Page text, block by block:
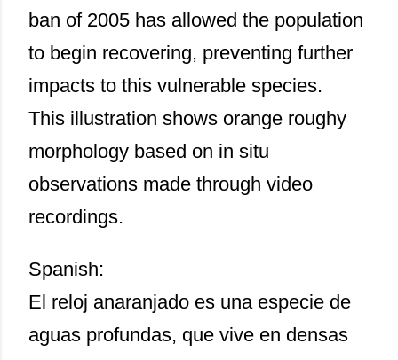
ban of 2005 has allowed the population
to begin recovering, preventing further
impacts to this vulnerable species.
This illustration shows orange roughy
morphology based on in situ
observations made through video
recordings.
Spanish:
El reloj anaranjado es una especie de
aguas profundas, que vive en densas